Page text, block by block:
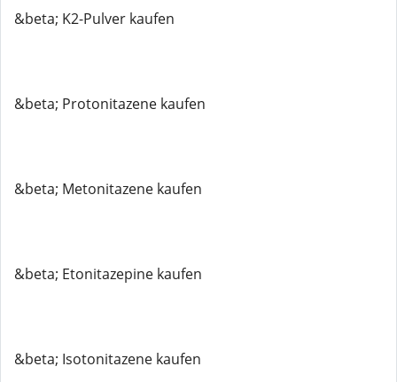
&beta; K2-Pulver kaufen
&beta; Protonitazene kaufen
&beta; Metonitazene kaufen
&beta; Etonitazepine kaufen
&beta; Isotonitazene kaufen